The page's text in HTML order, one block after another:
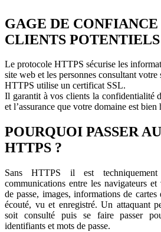
GAGE DE CONFIANCE
CLIENTS POTENTIELS
Le protocole HTTPS sécurise les
site web et les personnes consultant votre
HTTPS utilise un certificat SSL.
Il garantit à vos clients la confidentialité
et l’assurance que votre domaine est
POURQUOI PASSER
HTTPS ?
Sans HTTPS il est techniquement
communications entre les navigateurs
de passe, images, informations de
écouté, vu et enregistré. Un attaquant
soit consulté puis se faire passer
identifiants et mots de passe.